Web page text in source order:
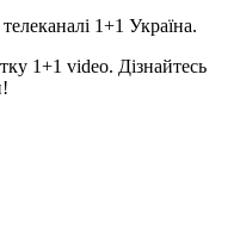
1+1 Україна.
1+1 video. Дізнайтесь